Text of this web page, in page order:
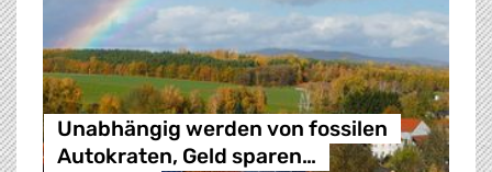
Unabhängig werden von fossilen
Autokraten, Geld sparen…